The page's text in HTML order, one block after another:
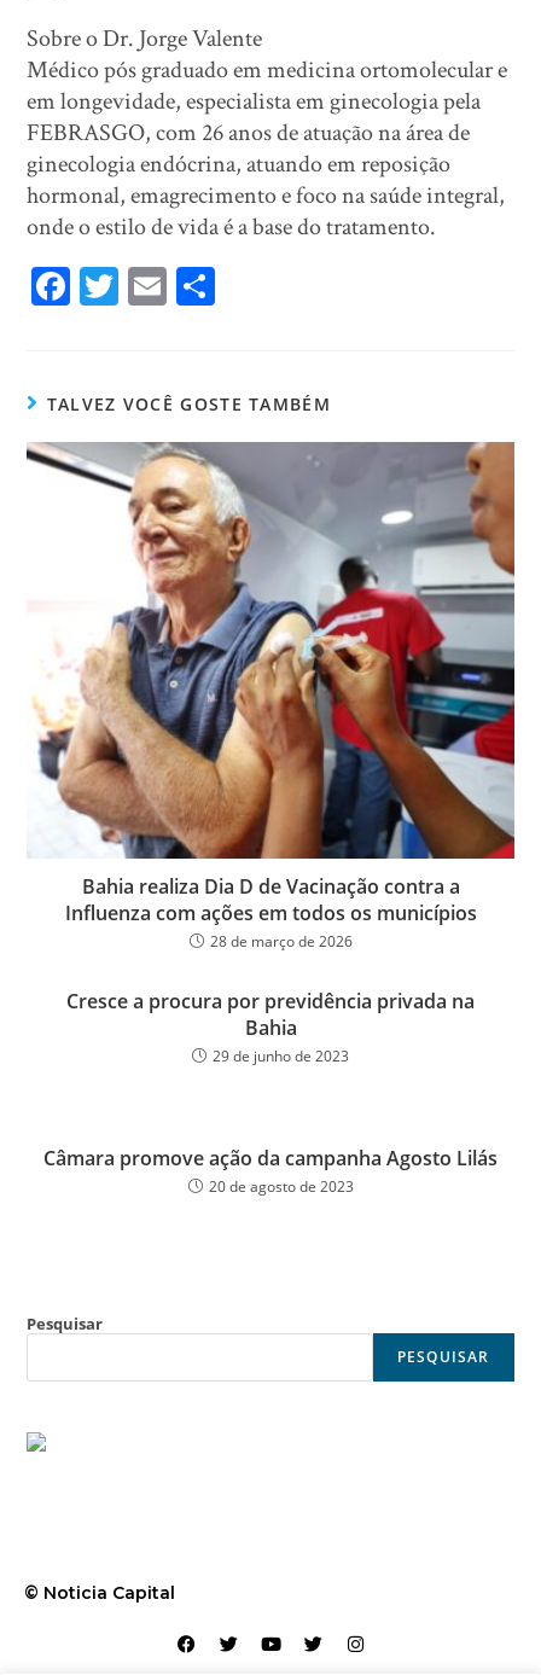
Sobre o Dr. Jorge Valente
Médico pós graduado em medicina ortomolecular e
em longevidade, especialista em ginecologia pela
FEBRASGO, com 26 anos de atuação na área de
ginecologia endócrina, atuando em reposição
hormonal, emagrecimento e foco na saúde integral,
onde o estilo de vida é a base do tratamento.
Fa
ok
T
er
E
TALVEZ VOCÊ GOSTE TAMBÉM
Bahia realiza Dia D de Vacinação contra a
Influenza com ações em todos os municípios
28 de março de 2026
Cresce a procura por previdência privada na
Bahia
29 de junho de 2023
Câmara promove ação da campanha Agosto Lilás
20 de agosto de 2023
Pesquisar
PESQUISAR
© Noticia Capital